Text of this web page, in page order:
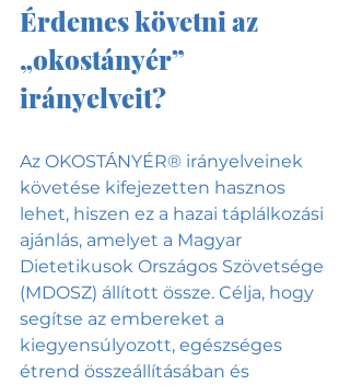
Érdemes követni az
„okostányér”
irányelveit?
Az OKOSTÁNYÉR® irányelveinek
követése kifejezetten hasznos
lehet, hiszen ez a hazai táplálkozási
ajánlás, amelyet a Magyar
Dietetikusok Országos Szövetsége
(MDOSZ) állított össze. Célja, hogy
segítse az embereket a
kiegyensúlyozott, egészséges
étrend összeállításában és